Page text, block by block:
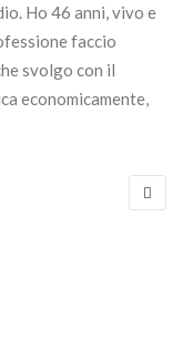
Ho 46 anni, vivo e
faccio
svolgo con il
economicamente,